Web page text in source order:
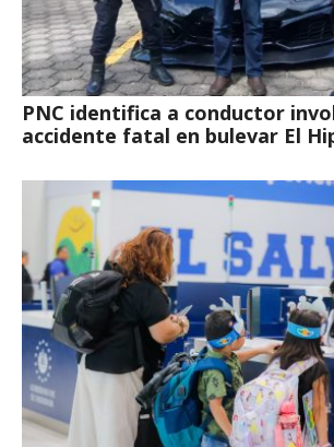
PNC identifica a conductor
accidente fatal en bulevar El